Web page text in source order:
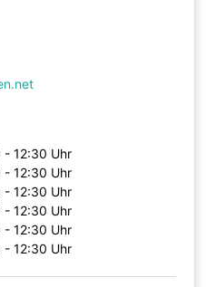
12:30 Uhr
12:30 Uhr
12:30 Uhr
12:30 Uhr
12:30 Uhr
12:30 Uhr